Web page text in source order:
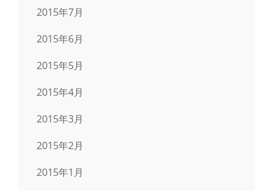
2015年7月
2015年6月
2015年5月
2015年4月
2015年3月
2015年2月
2015年1月